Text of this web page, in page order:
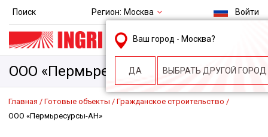
Поиск Регион: Москва
Ваш город - Москва?
ДА ВЫБРАТЬ ДРУГОЙ ГОРОД
Войти
msk@ingri.ru
пн. – пт.: 9.00-18.00
ООО «Пермьресурсы-АН»
Главная Готовые объекты
Гражданское строительство
ООО «Пермьресурсы-АН»